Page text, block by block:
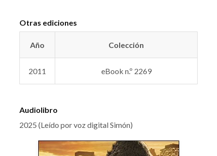
Otras ediciones
Año Colección
2011 eBook n.º 2269
Audiolibro
2025 (Leído por voz digital Simón)